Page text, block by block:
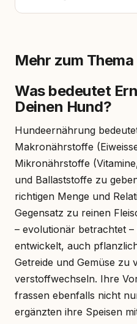
Mehr zum
Was bedeutet
Deinen Hund?
Hundeernährung
Makronährstoffe
Mikronährstoffe
und Ballaststoffe zu
richtigen Menge und
Gegensatz zu reinen
– evolutionär betrachtet –
entwickelt, auch
Getreide und Gemüse zu
verstoffwechseln. Ihre
frassen ebenfalls nicht
ergänzten ihre Speisen